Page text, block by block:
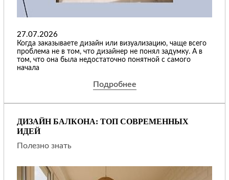
27.07.2026
Когда заказываете дизайн или визуализацию, чаще всего
проблема не в том, что дизайнер не понял задумку. А в
том, что она была недостаточно понятной с самого
начала
Подробнее
ДИЗАЙН БАЛКОНА: ТОП СОВРЕМЕННЫХ
ИДЕЙ
Полезно знать